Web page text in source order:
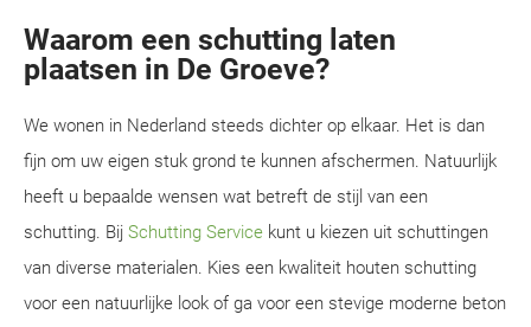
Waarom een schutting laten
plaatsen in De Groeve?
We wonen in Nederland steeds dichter op elkaar. Het is dan
fijn om uw eigen stuk grond te kunnen afschermen. Natuurlijk
heeft u bepaalde wensen wat betreft de stijl van een
schutting. Bij Schutting Service kunt u kiezen uit schuttingen
van diverse materialen. Kies een kwaliteit houten schutting
voor een natuurlijke look of ga voor een stevige moderne beton